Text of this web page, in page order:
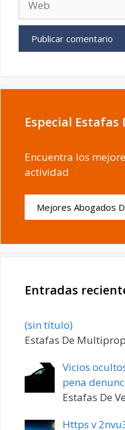
Especial
Encuentra los
actividad
Mejores Abogados
Entradas
(sin título)Entrada
20198
Estafas De
Vicios
pena
Estafas De
Https v